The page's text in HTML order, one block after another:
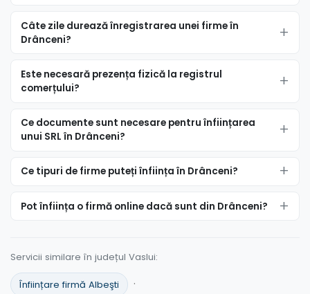
Câte zile durează înregistrarea unei firme în
Drânceni?
Este necesară prezența fizică la registrul
comerțului?
Ce documente sunt necesare pentru înființarea
unui SRL în Drânceni?
Ce tipuri de firme puteți înființa în Drânceni?
Pot înființa o firmă online dacă sunt din Drânceni?
Servicii similare în județul Vaslui:
Înființare firmă Albeşti ·